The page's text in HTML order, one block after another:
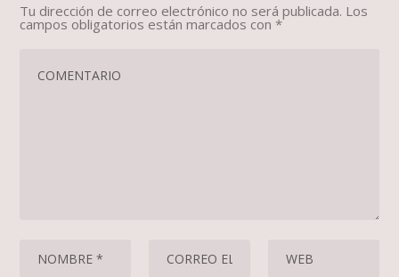
Tu dirección de correo electrónico no será publicada. Los
campos obligatorios están marcados con*